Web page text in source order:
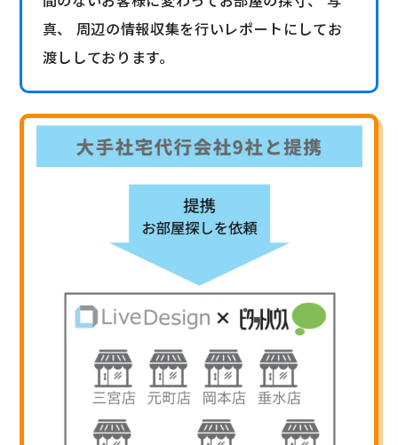
真、 周辺の情報収集を行いレポートにしてお
渡ししております。